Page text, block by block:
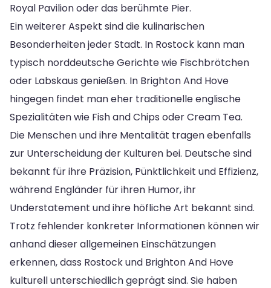
Royal Pavilion oder das berühmte Pier.
Ein weiterer Aspekt sind die kulinarischen
Besonderheiten jeder Stadt. In Rostock kann man
typisch norddeutsche Gerichte wie Fischbrötchen
oder Labskaus genießen. In Brighton And Hove
hingegen findet man eher traditionelle englische
Spezialitäten wie Fish and Chips oder Cream Tea.
Die Menschen und ihre Mentalität tragen ebenfalls
zur Unterscheidung der Kulturen bei. Deutsche sind
bekannt für ihre Präzision, Pünktlichkeit und Effizienz,
während Engländer für ihren Humor, ihr
Understatement und ihre höfliche Art bekannt sind.
Trotz fehlender konkreter Informationen können wir
anhand dieser allgemeinen Einschätzungen
erkennen, dass Rostock und Brighton And Hove
kulturell unterschiedlich geprägt sind. Sie haben